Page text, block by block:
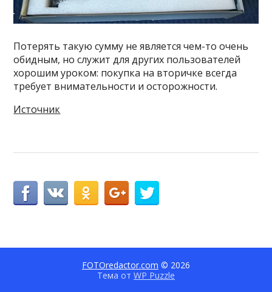
Потерять такую сумму не является чем-то очень
обидным, но служит для других пользователей
хорошим уроком: покупка на вторичке всегда
требует внимательности и осторожности.
Источник
FOTOredactor.com © 2026
Тема от WP Puzzle